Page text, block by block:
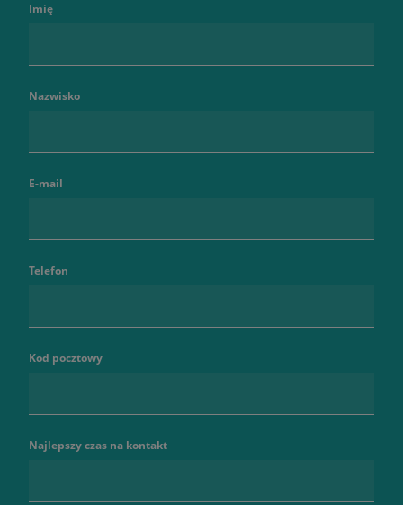
Imię
Nazwisko
E-mail
Telefon
Kod pocztowy
Najlepszy czas na kontakt